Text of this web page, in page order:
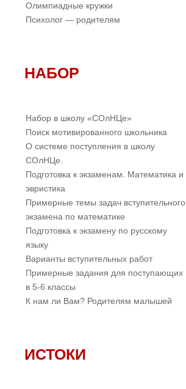
Олимпиадные кружки
Психолог — родителям
НАБОР
Набор в школу «СОлНЦе»
Поиск мотивированного школьника
О системе поступления в школу
СОлНЦе.
Подготовка к экзаменам. Математика и
эвристика
Примерные темы задач вступительного
экзамена по математике
Подготовка к экзамену по русскому
языку
Варианты вступительных работ
Примерные задания для поступающих
в 5-6 классы
К нам ли Вам? Родителям малышей
ИСТОКИ